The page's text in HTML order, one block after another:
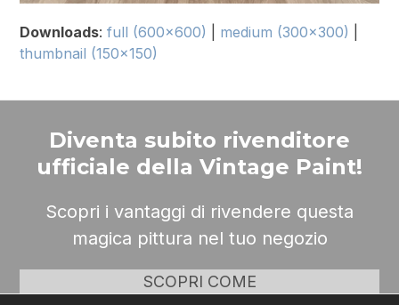
Downloads:full (600x600) medium (300x300)
thumbnail (150x150)
Diventa subito rivenditore
ufficiale della Vintage Paint!
Scopri i vantaggi di rivendere questa
magica pittura nel tuo negozio
SCOPRI COME